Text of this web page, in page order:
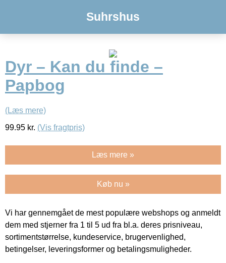
Suhrshus
Dyr – Kan du finde –
Papbog
(Læs mere)
99.95 kr. (Vis fragtpris)
Læs mere »
Køb nu »
Vi har gennemgået de mest populære webshops og anmeldt
dem med stjerner fra 1 til 5 ud fra bl.a. deres prisniveau,
sortimentstørrelse, kundeservice, brugervenlighed,
betingelser, leveringsformer og betalingsmuligheder.